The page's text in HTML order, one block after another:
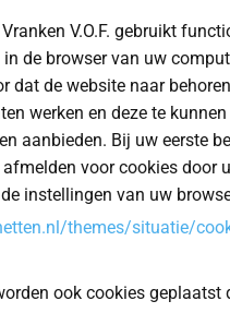
V.O.F. gebruikt
de browser van uw
dat de website naar
werken en deze te
aanbieden. Bij uw eerste
voor cookies door
instellingen van uw
themes/situatie/
ook cookies